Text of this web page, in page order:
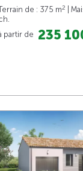
de : 375 m2 |
partir de
235